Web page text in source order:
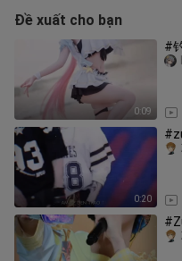
Đề xuất cho bạn
0:09
#
0:20